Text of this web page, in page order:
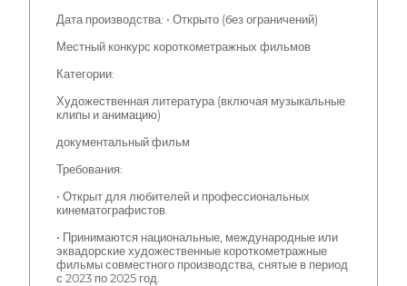
Дата производства: • Открыто (без ограничений)
Местный конкурс короткометражных фильмов
Категории:
Художественная литература (включая музыкальные
клипы и анимацию)
документальный фильм
Требования:
• Открыт для любителей и профессиональных
кинематографистов.
• Принимаются национальные, международные или
эквадорские художественные короткометражные
фильмы совместного производства, снятые в период
с 2023 по 2025 год.